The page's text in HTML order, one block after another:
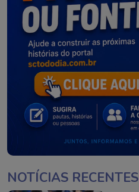
NOTÍCIAS RECENTES